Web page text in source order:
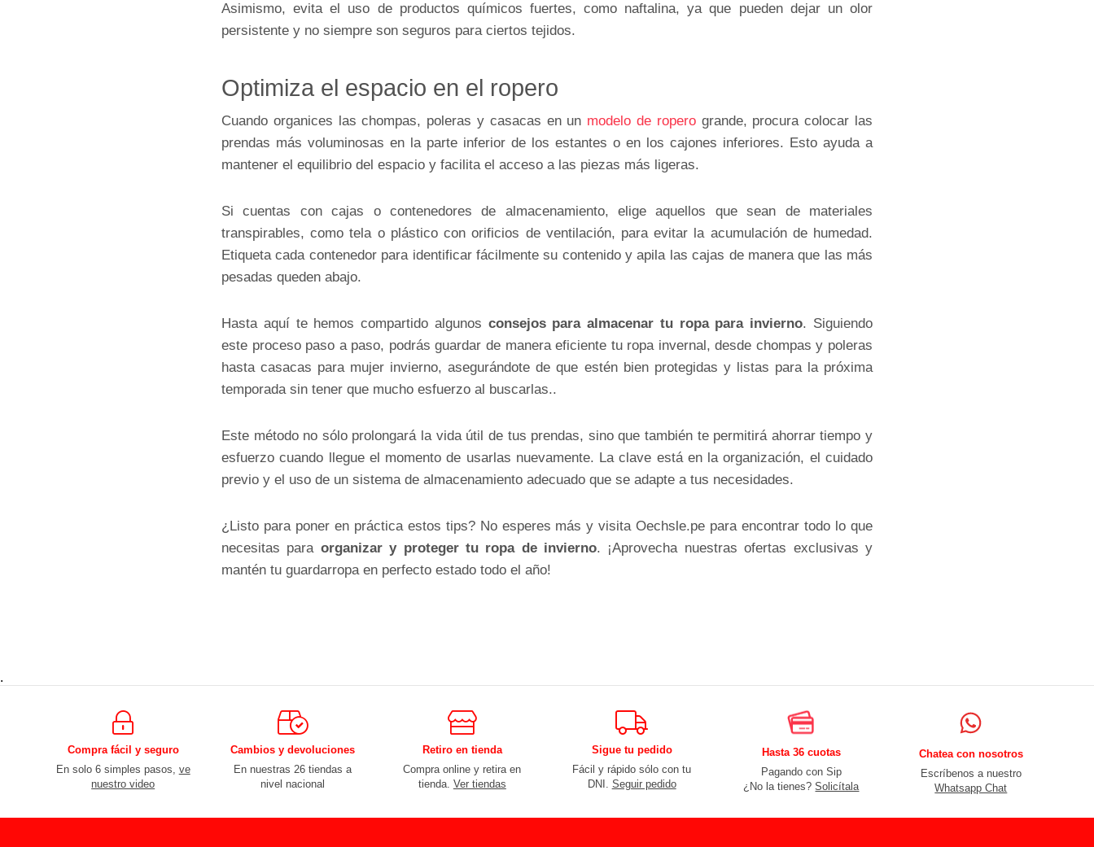
Asimismo, evita el uso de productos químicos fuertes, como naftalina, ya que pueden dejar un olor
persistente y no siempre son seguros para ciertos tejidos.
Optimiza el espacio en el ropero
Cuando organices las chompas, poleras y casacas en un modelo de roperogrande, procura colocar las
prendas más voluminosas en la parte inferior de los estantes o en los cajones inferiores. Esto ayuda a
mantener el equilibrio del espacio y facilita el acceso a las piezas más ligeras.
Si cuentas con cajas o contenedores de almacenamiento, elige aquellos que sean de materiales
transpirables, como tela o plástico con orificios de ventilación, para evitar la acumulación de humedad.
Etiqueta cada contenedor para identificar fácilmente su contenido y apila las cajas de manera que las más
pesadas queden abajo.
Hasta aquí te hemos compartido algunos consejos para almacenar tu ropa para invierno. Siguiendo
este proceso paso a paso, podrás guardar de manera eficiente tu ropa invernal, desde chompas y poleras
hasta casacas para mujer invierno, asegurándote de que estén bien protegidas y listas para la próxima
temporada sin tener que mucho esfuerzo al buscarlas..
Este método no sólo prolongará la vida útil de tus prendas, sino que también te permitirá ahorrar tiempo y
esfuerzo cuando llegue el momento de usarlas nuevamente. La clave está en la organización, el cuidado
previo y el uso de un sistema de almacenamiento adecuado que se adapte a tus necesidades.
¿Listo para poner en práctica estos tips? No esperes más y visita Oechsle.pe para encontrar todo lo que
necesitas paraorganizar y proteger tu ropa de invierno. ¡Aprovecha nuestras ofertas exclusivas y
mantén tu guardarropa en perfecto estado todo el año!
.
Compra fácil y seguro
En solo 6 simples pasos, ve
nuestro video
Cambios y devoluciones
En nuestras 26 tiendas a
nivel nacional
Retiro en tienda
Compra online y retira en
tienda. Ver tiendas
Sigue tu pedido
Fácil y rápido sólo con tu
DNI. Seguir pedido
Hasta 36 cuotas
Pagando con Sip
¿No la tienes?Solicítala
Chatea con nosotros
Escríbenos a nuestro
Whatsapp Chat